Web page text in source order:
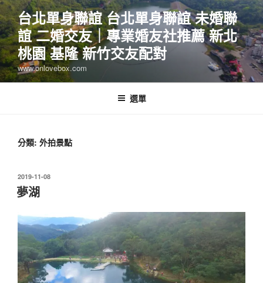
跳
至
主
要
內
容
台北單身聯誼 台北單身聯誼 未婚聯
誼 二婚交友｜專業婚友社推薦 新北
桃園 基隆 新竹交友配對
www.onlovebox.com
選單
分類: 外拍景點
發
佈
於
2019-11-08
夢湖